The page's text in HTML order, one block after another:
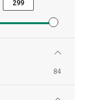
Mindestpreisfilter festlegen
Höchstpreisfilter festlegen
84